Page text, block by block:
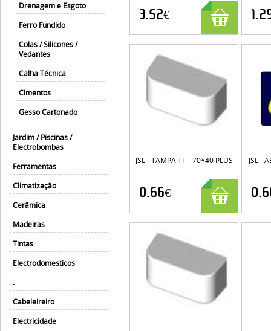
Drenagem e Esgoto
Ferro Fundido
Colas / Silicones /
Vedantes
Calha Técnica
Cimentos
Gesso Cartonado
Jardim / Piscinas /
Electrobombas
Ferramentas
Climatização
Cerâmica
Madeiras
Tintas
Electrodomesticos
.
Cabeleireiro
Electricidade
3.52€
JSL - TAMPA TT - 70*40 PLUS
0.66€
JSL -